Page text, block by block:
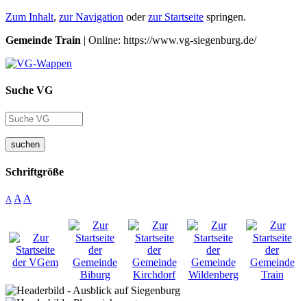
Zum Inhalt, zur Navigation oderzur Startseite springen.
Gemeinde Train | Online: https://www.vg-siegenburg.de/
Suche VG
suchen
Schriftgröße
A A A